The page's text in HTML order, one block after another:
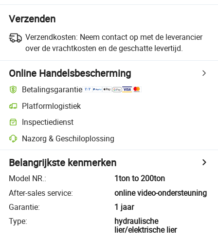
Verzenden
Verzendkosten: Neem contact op met de leverancier
over de vrachtkosten en de geschatte levertijd.
Online Handelsbescherming
Betalingsgarantie
Platformlogistiek
Inspectiedienst
Nazorg & Geschiloplossing
Belangrijkste kenmerken
Model NR.:
1ton to 200ton
After-sales service:
online video-ondersteuning
Garantie:
1 jaar
Type:
hydraulische
lier/elektrische lier